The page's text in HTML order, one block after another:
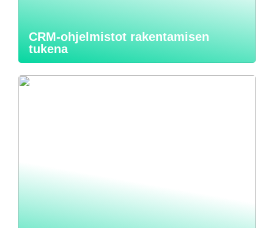
CRM-ohjelmistot rakentamisen
tukena